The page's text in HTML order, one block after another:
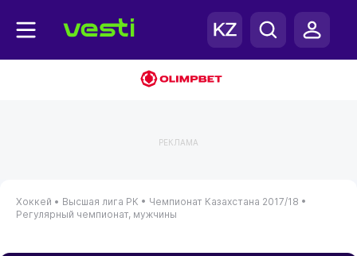
РЕКЛАМА
Хоккей • Высшая лига РК • Чемпионат Казахстана 2017/18 •
Регулярный чемпионат, мужчины